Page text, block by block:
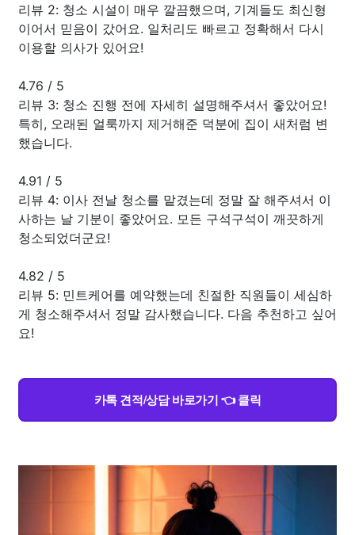
리뷰 2: 청소 시설이 매우 깔끔했으며, 기계들도 최신형
이어서 믿음이 갔어요. 일처리도 빠르고 정확해서 다시
이용할 의사가 있어요!
4.76 / 5
리뷰 3: 청소 진행 전에 자세히 설명해주셔서 좋았어요!
특히, 오래된 얼룩까지 제거해준 덕분에 집이 새처럼 변
했습니다.
4.91 / 5
리뷰 4: 이사 전날 청소를 맡겼는데 정말 잘 해주셔서 이
사하는 날 기분이 좋았어요. 모든 구석구석이 깨끗하게
청소되었더군요!
4.82 / 5
리뷰 5: 민트케어를 예약했는데 친절한 직원들이 세심하
게 청소해주셔서 정말 감사했습니다. 다음 추천하고 싶어
요!
카톡 견적/상담 바로가기 👈 클릭